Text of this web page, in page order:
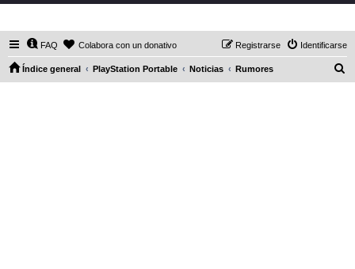
FAQ Colabora con un donativo Identificarse
Registrarse
Índice general PlayStation Portable Noticias Rumores